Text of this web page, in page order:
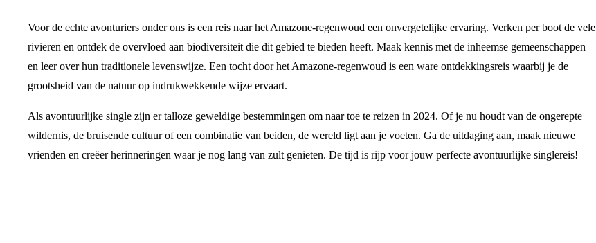
Voor de echte avonturiers onder ons is een reis naar het Amazone-regenwoud een onvergetelijke ervaring. Verken per boot de vele
rivieren en ontdek de overvloed aan biodiversiteit die dit gebied te bieden heeft. Maak kennis met de inheemse gemeenschappen
en leer over hun traditionele levenswijze. Een tocht door het Amazone-regenwoud is een ware ontdekkingsreis waarbij je de
grootsheid van de natuur op indrukwekkende wijze ervaart.
Als avontuurlijke single zijn er talloze geweldige bestemmingen om naar toe te reizen in 2024. Of je nu houdt van de ongerepte
wildernis, de bruisende cultuur of een combinatie van beiden, de wereld ligt aan je voeten. Ga de uitdaging aan, maak nieuwe
vrienden en creëer herinneringen waar je nog lang van zult genieten. De tijd is rijp voor jouw perfecte avontuurlijke singlereis!